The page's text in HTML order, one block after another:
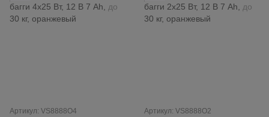
Артикул: VS8888O4 Артикул: VS8888O2